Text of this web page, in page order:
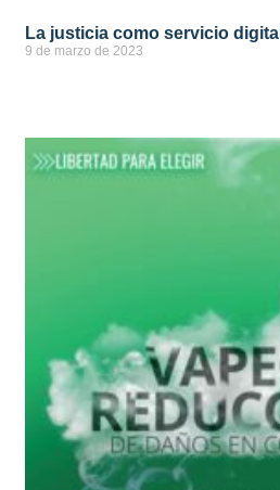
La justicia como servicio digital
9 de marzo de 2023